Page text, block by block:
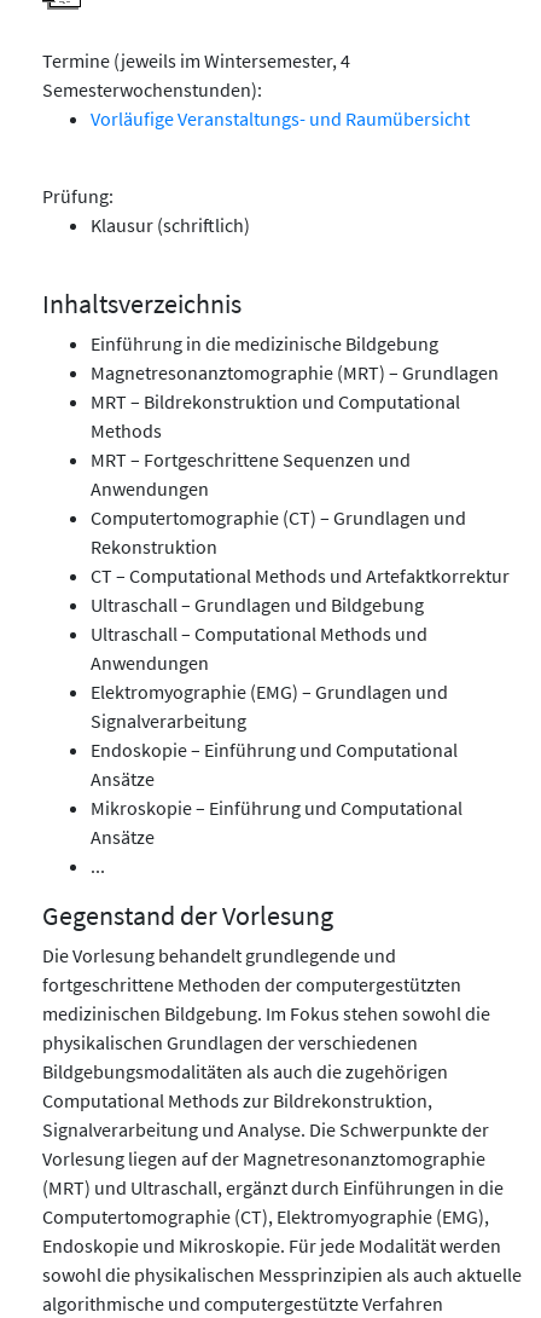
Termine (jeweils im Wintersemester, 4
Semesterwochenstunden):
Vorläufige Veranstaltungs- und Raumübersicht
Prüfung:
Klausur (schriftlich)
Inhaltsverzeichnis
Einführung in die medizinische Bildgebung
Magnetresonanztomographie (MRT) – Grundlagen
MRT – Bildrekonstruktion und Computational
Methods
MRT – Fortgeschrittene Sequenzen und
Anwendungen
Computertomographie (CT) – Grundlagen und
Rekonstruktion
CT – Computational Methods und Artefaktkorrektur
Ultraschall – Grundlagen und Bildgebung
Ultraschall – Computational Methods und
Anwendungen
Elektromyographie (EMG) – Grundlagen und
Signalverarbeitung
Endoskopie – Einführung und Computational
Ansätze
Mikroskopie – Einführung und Computational
Ansätze
...
Gegenstand der Vorlesung
Die Vorlesung behandelt grundlegende und
fortgeschrittene Methoden der computergestützten
medizinischen Bildgebung. Im Fokus stehen sowohl die
physikalischen Grundlagen der verschiedenen
Bildgebungsmodalitäten als auch die zugehörigen
Computational Methods zur Bildrekonstruktion,
Signalverarbeitung und Analyse. Die Schwerpunkte der
Vorlesung liegen auf der Magnetresonanztomographie
(MRT) und Ultraschall, ergänzt durch Einführungen in die
Computertomographie (CT), Elektromyographie (EMG),
Endoskopie und Mikroskopie. Für jede Modalität werden
sowohl die physikalischen Messprinzipien als auch aktuelle
algorithmische und computergestützte Verfahren